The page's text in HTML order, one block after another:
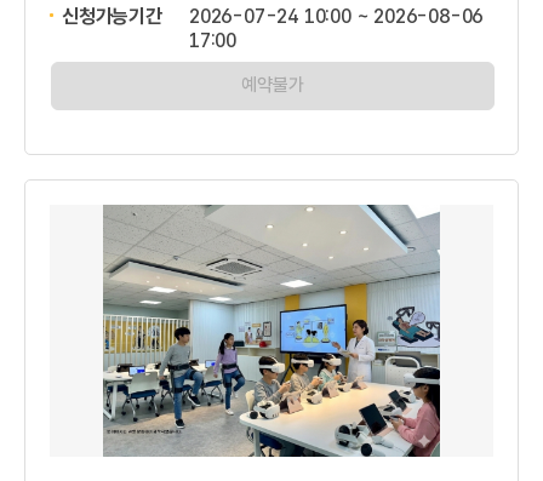
신청가능기간
2026-07-24 10:00 ~ 2026-08-06
17:00
예약불가